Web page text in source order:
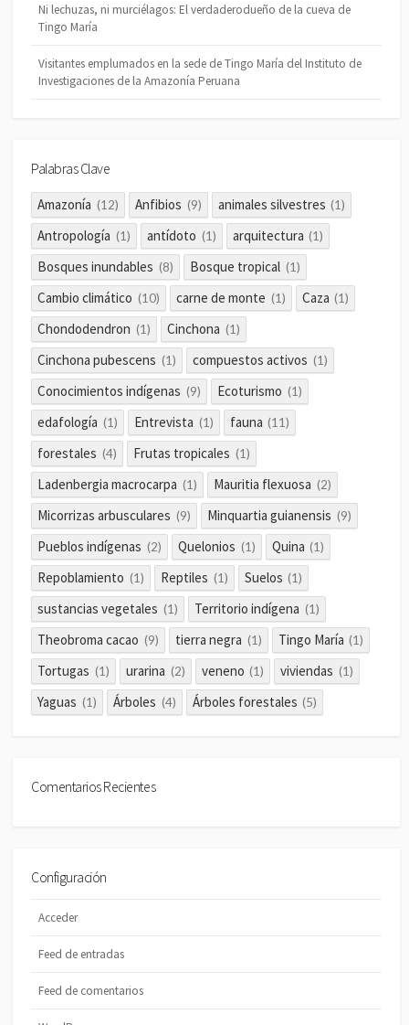
Ni lechuzas, ni murciélagos: El verdaderodueño de la cueva de
Tingo María
Visitantes emplumados en la sede de Tingo María del Instituto de
Investigaciones de la Amazonía Peruana
Palabras Clave
Amazonía (12) Anfibios (9) animales silvestres (1)
Antropología (1) antídoto (1) arquitectura (1)
Bosques inundables (8) Bosque tropical (1)
Cambio climático (10) carne de monte (1) Caza (1)
Chondodendron (1) Cinchona (1)
Cinchona pubescens (1) compuestos activos (1)
Conocimientos indígenas (9) Ecoturismo (1)
edafología (1) Entrevista (1) fauna (11)
forestales (4) Frutas tropicales (1)
Ladenbergia macrocarpa (1) Mauritia flexuosa (2)
Micorrizas arbusculares (9) Minquartia guianensis (9)
Pueblos indígenas (2) Quelonios (1) Quina (1)
Repoblamiento (1) Reptiles (1) Suelos (1)
sustancias vegetales (1) Territorio indígena (1)
Theobroma cacao (9) tierra negra (1) Tingo María (1)
Tortugas (1) urarina (2) veneno (1) viviendas (1)
Yaguas (1) Árboles (4) Árboles forestales (5)
Comentarios Recientes
Configuración
Acceder
Feed de entradas
Feed de comentarios